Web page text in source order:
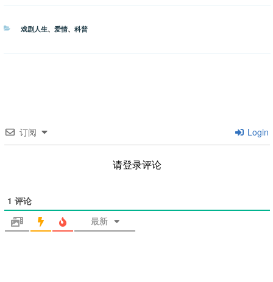
分
戏剧人生、 爱情、 科普
订阅 Login
请登录评论
1 评论
最新